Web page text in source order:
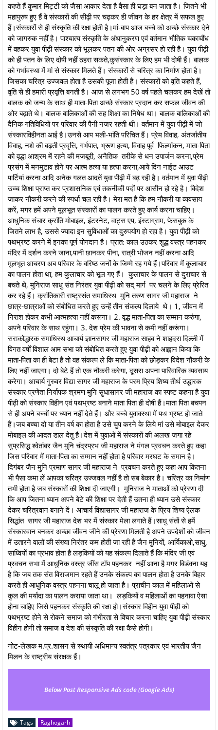
कहते हैं कुमार मिट्टी को जैसा आकार देता है वैसा ही घड़ा बन जाता है। जितने भी
महापुरुष हुए हैं वे संस्कारों की सीढ़ी पर चढ़कर ही जीवन के हर क्षेत्र में सफल हुए
हैं।संस्कारों से ही संस्कृति की रक्षा होती है।मां-बाप आज बच्चे को अच्छे संस्कार देने
को जागरुक नहीं है। पाश्चात्य संस्कृति के अंधानुकरण एवं वर्तमान भौतिक चकाचौंध
में वहकर युवा पीढ़ी संस्कार को भूलकर पतन की ओर अग्रसर हो रही है। युवा पीढ़ी
को ही पतन के लिए दोषी नहीं ठहरा सकते,कुसंस्कार के लिए हम भी दोषी हैं। बालक
को गर्भावस्था में मां से संस्कार मिलते हैं। संस्कारों से चरित्र का निर्माण होता है।
जिसका चरित्र उज्जवल होता है उसकी पूजा होती है। संस्कारों को वृति कहते हैं,
वृति से ही हमारी प्रवृत्ति बनती है। आज से लगभग 50 वर्ष पहले चलकर हम देखें तो
बालक को जन्म के साथ ही माता-पिता अच्छे संस्कार प्रदान कर सफल जीवन की
ओर बढ़ाते थे। बालक बालिकाओं की सह शिक्षा का निषेध था। बालक बालिकाओं की
दैनिक गतिविधियों पर परिवार की पैनी नजर रहती थी। वर्तमान में युवा पीढ़ी में जो
संस्कारविहीनता आई है।उनसे आप भली-भांति परिचित हैं। प्रेम विवाह, अंतर्जातीय
विवाह, नशे की बढ़ती प्रवृत्ति, गर्भपात, भ्रूण हत्या, विवाह पूर्व फिल्मांकन, माता-पिता
को वृद्धा आश्रम में रहने की मजबूरी, अनैतिक तरीके से धन उपार्जन करना,प्रेम
प्रसंग में मनमुटाव होने पर आत्म हत्या या हत्या करना,आये दिन नाईट आउट
पार्टियां करना आदि अनेक गलत आदतें युवा पीढ़ी में बढ़ रही है। वर्तमान में युवा पीढ़ी
उच्च शिक्षा प्राप्त कर प्रशासनिक एवं तकनीकी पदों पर आसीन हो रहे है। विदेश
जाकर नौकरी करने की स्पर्धा चल रही है। मेरा मत है कि हम नौकरी या व्यवसाय
करें, मगर हमें अपने मूलभूत संस्कारों का पालन करते हुए कार्य करना चाहिए।
आधुनिक संचार क्रांति मोबाइल, इंटरनेट, वाट्स एप, इंस्टाग्राम, फेसबुक के
जितने लाभ है, उससे ज्यादा इन सुविधाओं का दुरुपयोग हो रहा है। युवा पीढ़ी को
पथभ्रष्ट करने में इनका पूर्ण योगदान है। प्रात: काल उठकर शुद्ध वस्त्र पहनकर
मंदिर में दर्शन करने जाना,पानी छानकर पीना, रात्री भोजन नहीं करना आदि
मूलभूत आचरण अब परिवार के वरिष्ठ जनों के जिम्मे रह गये हैं।परिवार में कुलाचार
का पालन होता था, हम कुलाचार को भूल गए हैं। कुलाचार के पालन से दुराचार से
बचते थे, मुनिराज साधु संत निरंतर युवा पीढ़ी को सद् मार्ग पर चलने के लिए प्रेरित
कर रहे हैं। क्रांतिकारी राष्ट्रसंत समाधिस्थ मुनि तरुण सागर जी महाराज ने
छात्र-छात्राओं को संबोधित करते हुए उन्हें तीन संकल्प दिलाये थे। 1, जीवन में
निराश होकर कभी आत्महत्या नहीं करूंगा। 2. वृद्ध माता-पिता का सम्मान करुंगा,
अपने परिवार के साथ रहूंगा। 3. देश प्रेम की भावना से कमी नहीं करूंगा।
सराकोद्धारक समाधिस्थ आचार्य ज्ञानसागर जी महाराज साहब ने शाहदरा दिल्ली में
विगत वर्षों विशाल आम सभा को संबोधित करते हुए युवा पीढ़ी को आह्वान किया कि
माता-पिता का ही बेटा है तो वह संकल्प ले कि माता-पिता को छोड़कर विदेश नौकरी के
लिए नहीं जाएगा। दो बेटे हैं तो एक नौकरी करेगा, दूसरा अपना पारिवारिक व्यवसाय
करेगा। आचार्य गुरुवर विद्या सागर जी महाराज के परम प्रिय शिष्य तीर्थ उद्धारक
संस्कार प्रणेता निर्यापक श्रमण मुनि सुधासागर जी महाराज का स्पष्ट कहना है युवा
पीढ़ी को संस्कार विहीन एवं पथभ्रष्ट बनाने माता पिता ही दोषी हैं।माता पिता बचपन
से ही अपने बच्चों पर ध्यान नहीं देते हैं। और बच्चे युवावस्था में पथ भ्रष्ट हो जाते
हैं।जब बच्चा दो या तीन वर्ष का होता है उसे चुप करने के लिये मां उसे मोबाइल देकर
मोबाइल की आदत डाल देतु है।देश में युवाओं में संस्कारों की अलख जगा रहे
सुप्रसिद्ध श्वेतांबर जैन मुनि चंद्रप्रभ जी महाराज ने मंगल प्रवचन करते हुए कहा
जिस परिवार में माता-पिता का सम्मान नहीं होता है परिवार मरघट के समान है।
दिगंबर जैन मुनि प्रमाण सागर जी महाराज ने प्रवचन करते हुए कहा आप कितना
भी पैसा कमा लें आपका चरित्र उज्जवल नहीं है तो सब बेकार है। चरित्र का निर्माण
तभी होता है जब संस्कारों की शिक्षा दी जाएगी। मुनिराज ने माताओं को प्रेरणा दी
कि आप जितना ध्यान अपने बेटे की शिक्षा पर देती हैं उतना ही ध्यान उसे संस्कार
देकर चरित्रवान बनाने दें। आचार्य विद्यासागर जी महाराज के प्रिय शिष्य ऐलक
सिद्धांत सागर जी महाराज देश भर में संस्कार मेला लगाते हैं।साधु संतों से हमें
संस्कारवान बनकर अच्छा जीवन जीने की प्रेरणा मिलती है अपने उपदेशों को जीवन
में उतारने वालों की संख्या निरंतर कम होती जा रही है जैन मुनियों, आर्यिकाओ,साधु,
साध्वियों का प्रभाव होता है लड़कियों को यह संकल्प दिलाते हैं कि मंदिर जी एवं
प्रवचन सभा में आधुनिक वस्त्र जींस टॉप पहनकर नहीं आना है मगर बिडंवना यह
है कि जब तक संत विराजमान रहते हैं उनके संकल्प का पालन होता है उनके विहार
करते ही आधुनिक वस्त्र पहनना चालू हो जाता है। प्राचीन काल में महिलाओं से
कुल की मर्यादा का पालन कराया जाता था। लड़कियों व महिलाओं का पहनावा ऐसा
होना चाहिए जिसे पहनकर संस्कृति की रक्षा हो।संस्कार विहीन युवा पीढ़ी को
पथभ्रष्ट होने से रोकने समाज को गंभीरता से विचार करना चाहिए युवा पीढ़ी संस्कार
विहीन होगी तो समाज व देश की संस्कृति की रक्षा कैसे होगी।
नोट-लेखक म.प्र.शासन से स्थायी अधिमान्य स्वतंत्र पत्रकार एवं भारतीय जैन
मिलन के राष्ट्रीय संरक्षक हैं।
Below Post Responsive Ads code (Google Ads)
Tags Raghogarh